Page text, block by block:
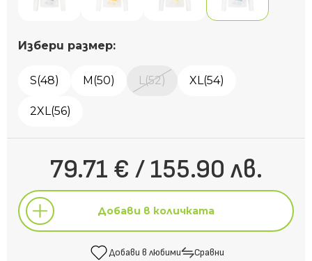
Избери размер:
S(48) M(50) L(52) XL(54)
2XL(56)
79.71 € / 155.90 лв.
Добави в количката
Добави в любими Сравни